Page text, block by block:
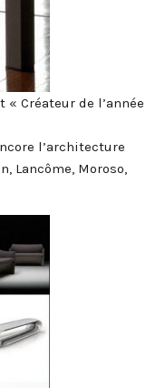
Créateur de l’année
l’architecture
Lancôme, Moroso,